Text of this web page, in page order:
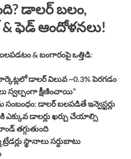
డాలర్ బలం,
& ఫెడ్ ఆందోళనలు!
& బంగారంపై ఒత్తిడి:
డాలర్ విలువ ~0.3% పెరగడం
స్వల్పంగా క్షీణించాయి”
డాలర్ బలపడితే ఇన్వెస్టర్లు
డాలర్లు ఖర్చు చేయాల్సి
తగ్గుతుంది
స్థానాలు సర్దుబాటు